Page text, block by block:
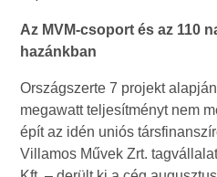
Az MVM-csoport és az 110
hazánkban
Országszerte 7 projekt
megawatt teljesítményt nem
épít az idén uniós
Villamos Művek Zrt.